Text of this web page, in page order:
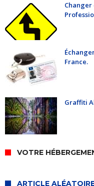
Changer
France.
Graffiti
VOTRE
ARTICLE